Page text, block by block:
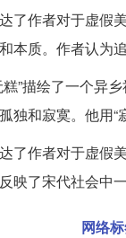
了作者对于虚假
本质。作者认为
”描绘了一个异
独和寂寞。他用
了作者对于虚假
了宋代社会中
网络标